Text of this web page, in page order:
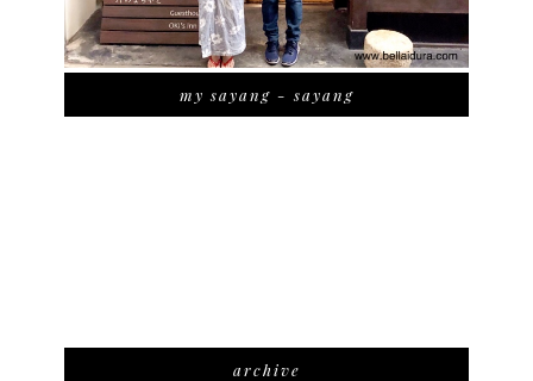
my sayang - sayang
archive